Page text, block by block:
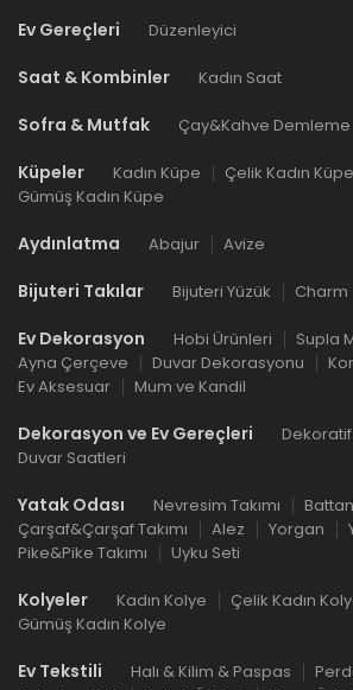
Ev Gereçleri Düzenleyici
Saat & Kombinler Kadın Saat
Sofra & Mutfak Çay&Kahve Demleme
Küpeler Kadın Küpe
Çelik Kadın Küpe
Gümüş Kadın Küpe
Aydınlatma Abajur Avize
Bijuteri Takılar Bijuteri Yüzük Charm
Ev Dekorasyon Hobi Ürünleri Supla
Ayna Çerçeve
Duvar Dekorasyonu
Ev Aksesuar
Mum ve Kandil
Dekorasyon ve Ev Gereçleri
Duvar Saatleri
Yatak Odası Nevresim Takımı
Çarşaf&Çarşaf Takımı
Alez Yorgan
Pike&Pike Takımı
Uyku Seti
Kolyeler Kadın Kolye
Çelik Kadın
Gümüş Kadın Kolye
Ev Tekstili Halı & Kilim & Paspas